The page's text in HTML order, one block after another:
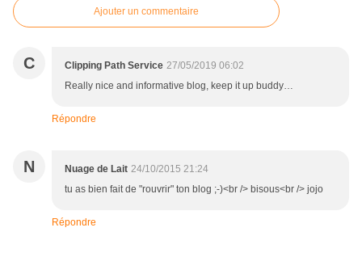
Ajouter un commentaire
C Clipping Path Service 27/05/2019 06:02
Really nice and informative blog, keep it up buddy…
Répondre
N Nuage de Lait 24/10/2015 21:24
tu as bien fait de "rouvrir" ton blog ;-)<br /> bisous<br /> jojo
Répondre